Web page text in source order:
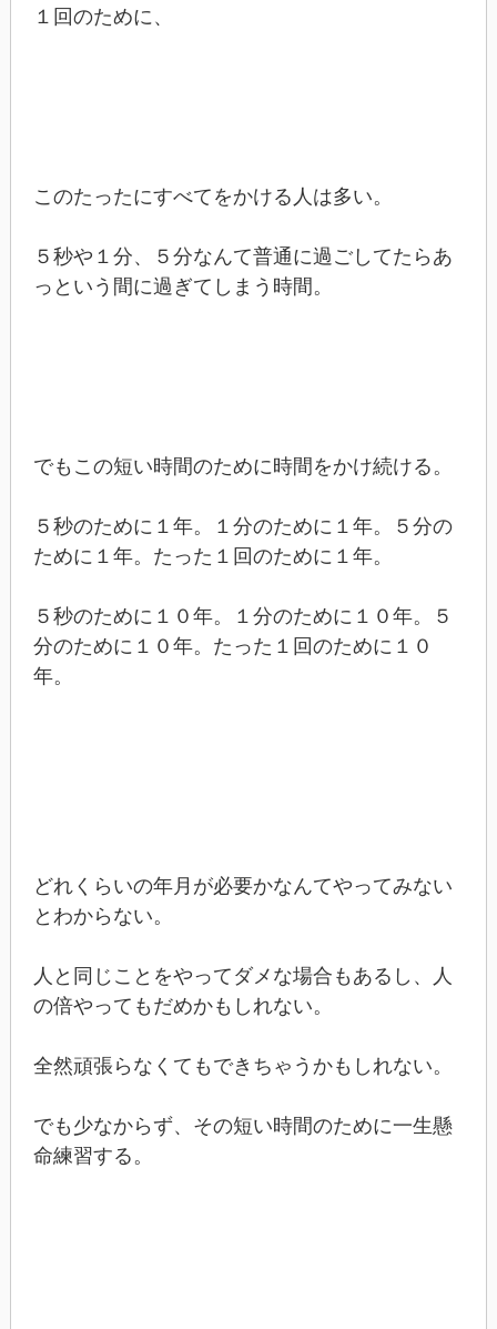
１回のために、
このたったにすべてをかける人は多い。
５秒や１分、５分なんて普通に過ごしてたらあ
っという間に過ぎてしまう時間。
でもこの短い時間のために時間をかけ続ける。
５秒のために１年。１分のために１年。５分の
ために１年。たった１回のために１年。
５秒のために１０年。１分のために１０年。５
分のために１０年。たった１回のために１０
年。
どれくらいの年月が必要かなんてやってみない
とわからない。
人と同じことをやってダメな場合もあるし、人
の倍やってもだめかもしれない。
全然頑張らなくてもできちゃうかもしれない。
でも少なからず、その短い時間のために一生懸
命練習する。